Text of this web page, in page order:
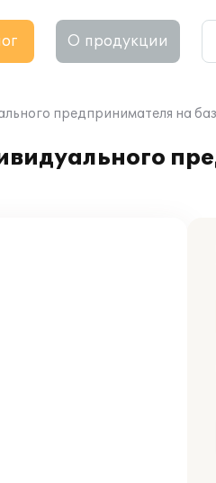
О продукции
предпринимателя на